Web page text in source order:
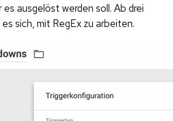
ausgelöst werden soll. Ab drei
sich, mit RegEx zu arbeiten.